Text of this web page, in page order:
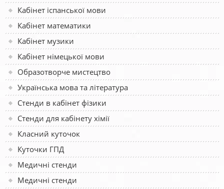
Кабінет іспанської мови
Кабінет математики
Кабінет музики
Кабінет німецької мови
Образотворче мистецтво
Українська мова та література
Стенди в кабінет фізики
Стенди для кабінету хімії
Класний куточок
Куточки ГПД
Медичні стенди
Медичні стенди